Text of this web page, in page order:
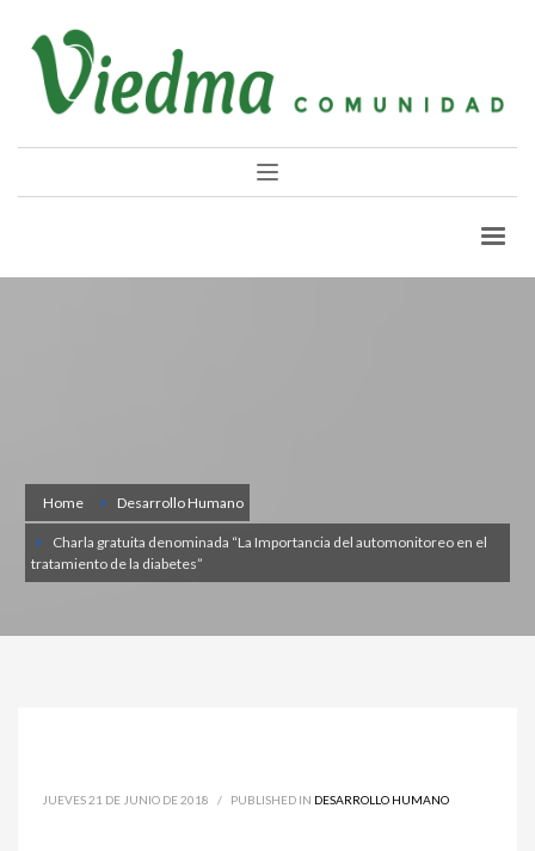
Home Desarrollo Humano
Charla gratuita denominada “La Importancia del automonitoreo en el
tratamiento de la diabetes”
JUEVES 21 DE JUNIO DE 2018 / PUBLISHED IN DESARROLLO HUMANO